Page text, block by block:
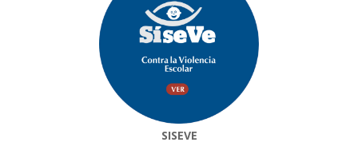
SISEVE